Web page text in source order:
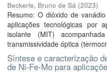
Beckerle, Bruno de Sá (2023)
Resumo: O dióxido de
aplicações tecnológicas por
isolante (MIT)
transmissividade óptica
Síntese e caracterização
de Ni-Fe-Mo para